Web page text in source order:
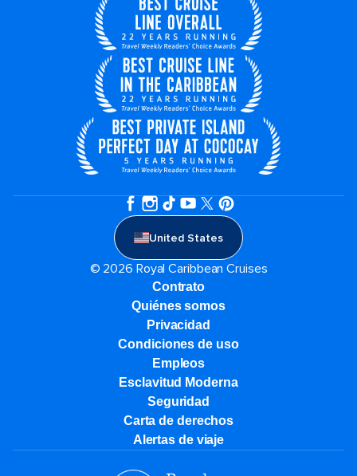
United States
© 2026 Royal Caribbean Cruises
Contrato
Quiénes somos
Privacidad
Condiciones de uso
Empleos
Esclavitud Moderna
Seguridad
Carta de derechos
Alertas de viaje